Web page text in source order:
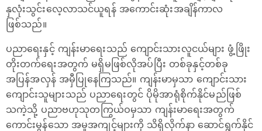
နှလုံးသွင်းလေ့လာသင်ယူရန် အကောင်းဆုံးအချိန်ကာလ
ဖြစ်သည်။
ပညာရေးနှင့် ကျန်းမာရေးသည် ကျောင်းသားလူငယ်များ ဖွံ့ဖြိုး
တိုးတက်ရေးအတွက် မရှိမဖြစ်လိုအပ်ပြီး တစ်ခုနှင့်တစ်ခု
အပြန်အလှန် အမှီပြုနေကြသည်။ ကျန်းမာမှသာ ကျောင်းသား
ကျောင်းသူများသည် ပညာရေးတွင် ပိုမိုအာရုံစိုက်နိုင်မည်ဖြစ်
သကဲ့သို့ ပညာဗဟုသုတကြွယ်ဝမှသာ ကျန်းမာရေးအတွက်
ကောင်းမွန်သော အမူအကျင့်များကို သိရှိလိုက်နာ ဆောင်ရွက်နိုင်